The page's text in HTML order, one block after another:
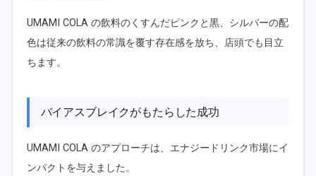
UMAMI COLA の飲料のくすんだピンクと黒、シルバーの配
色は従来の飲料の常識を覆す存在感を放ち、店頭でも目立
ちます。
バイアスブレイクがもたらした成功
UMAMI COLA のアプローチは、エナジードリンク市場にイ
ンパクトを与えました。